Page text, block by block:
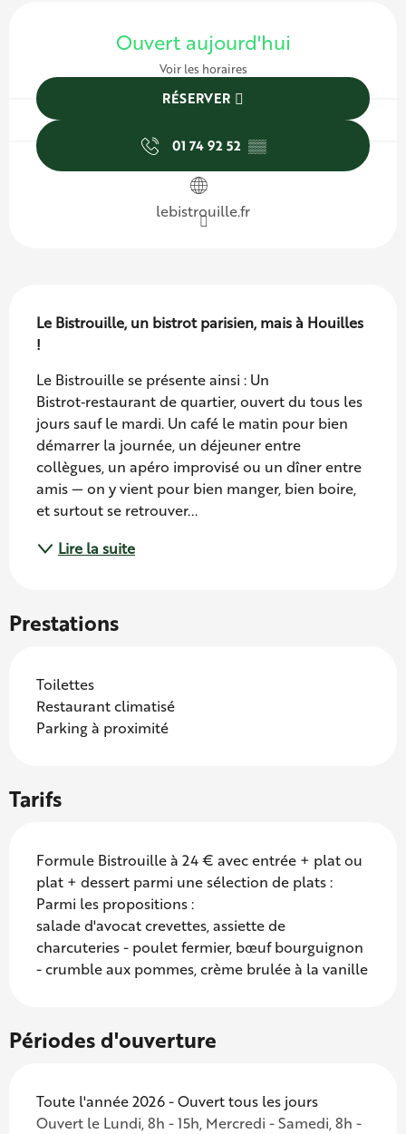
Ouverture et coordonnées
Ouvert aujourd'hui
Voir les horaires
RÉSERVER
01 74 92 52 ▒▒
lebistrouille.fr
Description
Le Bistrouille, un bistrot parisien, mais à Houilles
!
Le Bistrouille se présente ainsi : Un
Bistrot‑restaurant de quartier, ouvert du tous les
jours sauf le mardi. Un café le matin pour bien
démarrer la journée, un déjeuner entre
collègues, un apéro improvisé ou un dîner entre
amis — on y vient pour bien manger, bien boire,
et surtout se retrouver...
Lire la suite
Prestations
Toilettes
Restaurant climatisé
Parking à proximité
Tarifs
Formule Bistrouille à 24 € avec entrée + plat ou
plat + dessert parmi une sélection de plats :
Parmi les propositions :
salade d'avocat crevettes, assiette de
charcuteries - poulet fermier, bœuf bourguignon
- crumble aux pommes, crème brulée à la vanille
Périodes d'ouverture
Toute l'année 2026 - Ouvert tous les jours
Ouvert le Lundi, 8h - 15h, Mercredi - Samedi, 8h -